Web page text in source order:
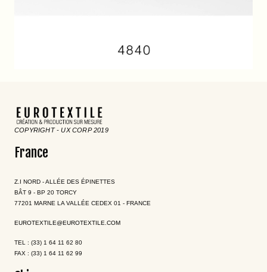
COPYRIGHT - UX CORP 2019
France
Z.I NORD - ALLÉE DES ÉPINETTES
BÂT 9 - BP 20 TORCY
77201 MARNE LA VALLÉE CEDEX 01 - FRANCE
EUROTEXTILE@EUROTEXTILE.COM
TEL : (33) 1 64 11 62 80
FAX : (33) 1 64 11 62 99